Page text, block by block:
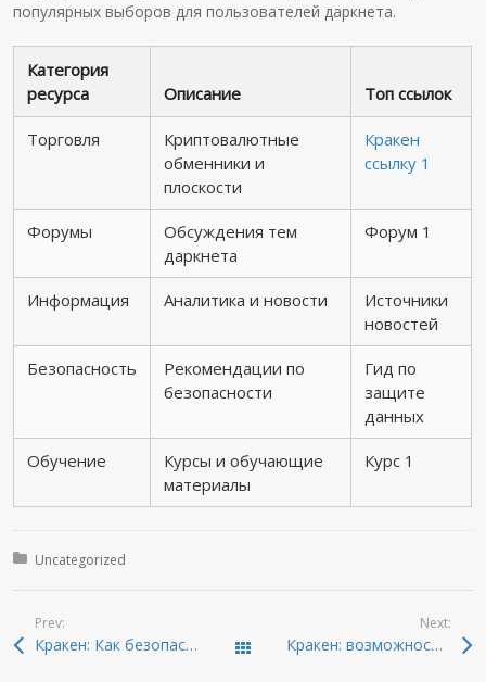
популярных выборов для пользователей даркнета.
Категория
ресурса
Описание Топ ссылок
Торговля
Криптовалютные
обменники и
плоскости
Кракен
ссылку 1
Форумы
Обсуждения тем
даркнета
Форум 1
Информация Аналитика и новости
Источники
новостей
Безопасность
Рекомендации по
безопасности
Гид по
защите
данных
Обучение
Курсы и обучающие
материалы
Курс 1
Posted in:
Uncategorized
Prev:
Кракен: Как безопасно войти в даркнет 2026 Todas las entradas
Next:
Кракен: возможности и секреты даркнета 2026